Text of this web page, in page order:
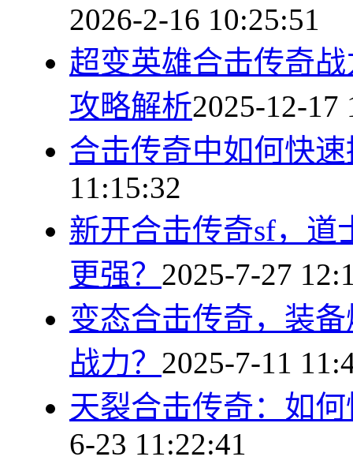
2026-2-16 10:25:51
超变英雄合击传奇
攻略解析2025-12-17
合击传奇中如何快
11:15:32
新开合击传奇sf，道
更强？ 2025-7-27
变态合击传奇，装
战力？ 2025-7-11
天裂合击传奇：如
6-23 11:22:41